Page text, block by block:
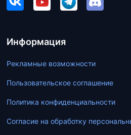
Информация
Рекламные возможности
Пользовательское соглашение
Политика конфиденциальности
Согласие на обработку